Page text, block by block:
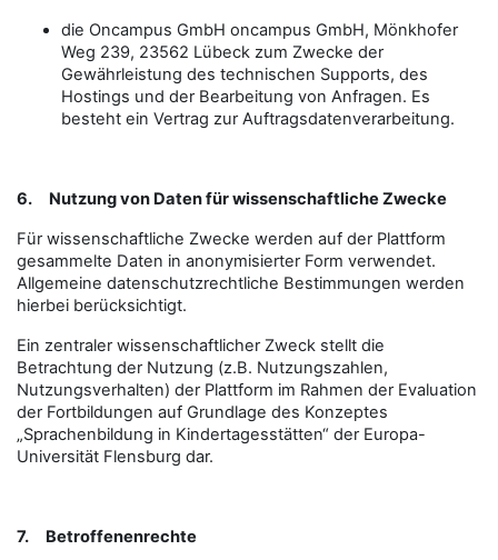
die Oncampus GmbH oncampus GmbH, Mönkhofer
Weg 239, 23562 Lübeck zum Zwecke der
Gewährleistung des technischen Supports, des
Hostings und der Bearbeitung von Anfragen. Es
besteht ein Vertrag zur Auftragsdatenverarbeitung.
6. Nutzung von Daten für wissenschaftliche Zwecke
Für wissenschaftliche Zwecke werden auf der Plattform
gesammelte Daten in anonymisierter Form verwendet.
Allgemeine datenschutzrechtliche Bestimmungen werden
hierbei berücksichtigt.
Ein zentraler wissenschaftlicher Zweck stellt die
Betrachtung der Nutzung (z.B. Nutzungszahlen,
Nutzungsverhalten) der Plattform im Rahmen der Evaluation
der Fortbildungen auf Grundlage des Konzeptes
„Sprachenbildung in Kindertagesstätten“ der Europa-
Universität Flensburg dar.
7. Betroffenenrechte